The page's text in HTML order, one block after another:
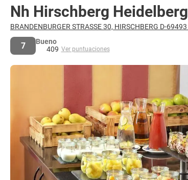
Nh Hirschberg Heidelberg
BRANDENBURGER STRASSE 30, HIRSCHBERG D-69493
7
Bueno
409 Ver puntuaciones